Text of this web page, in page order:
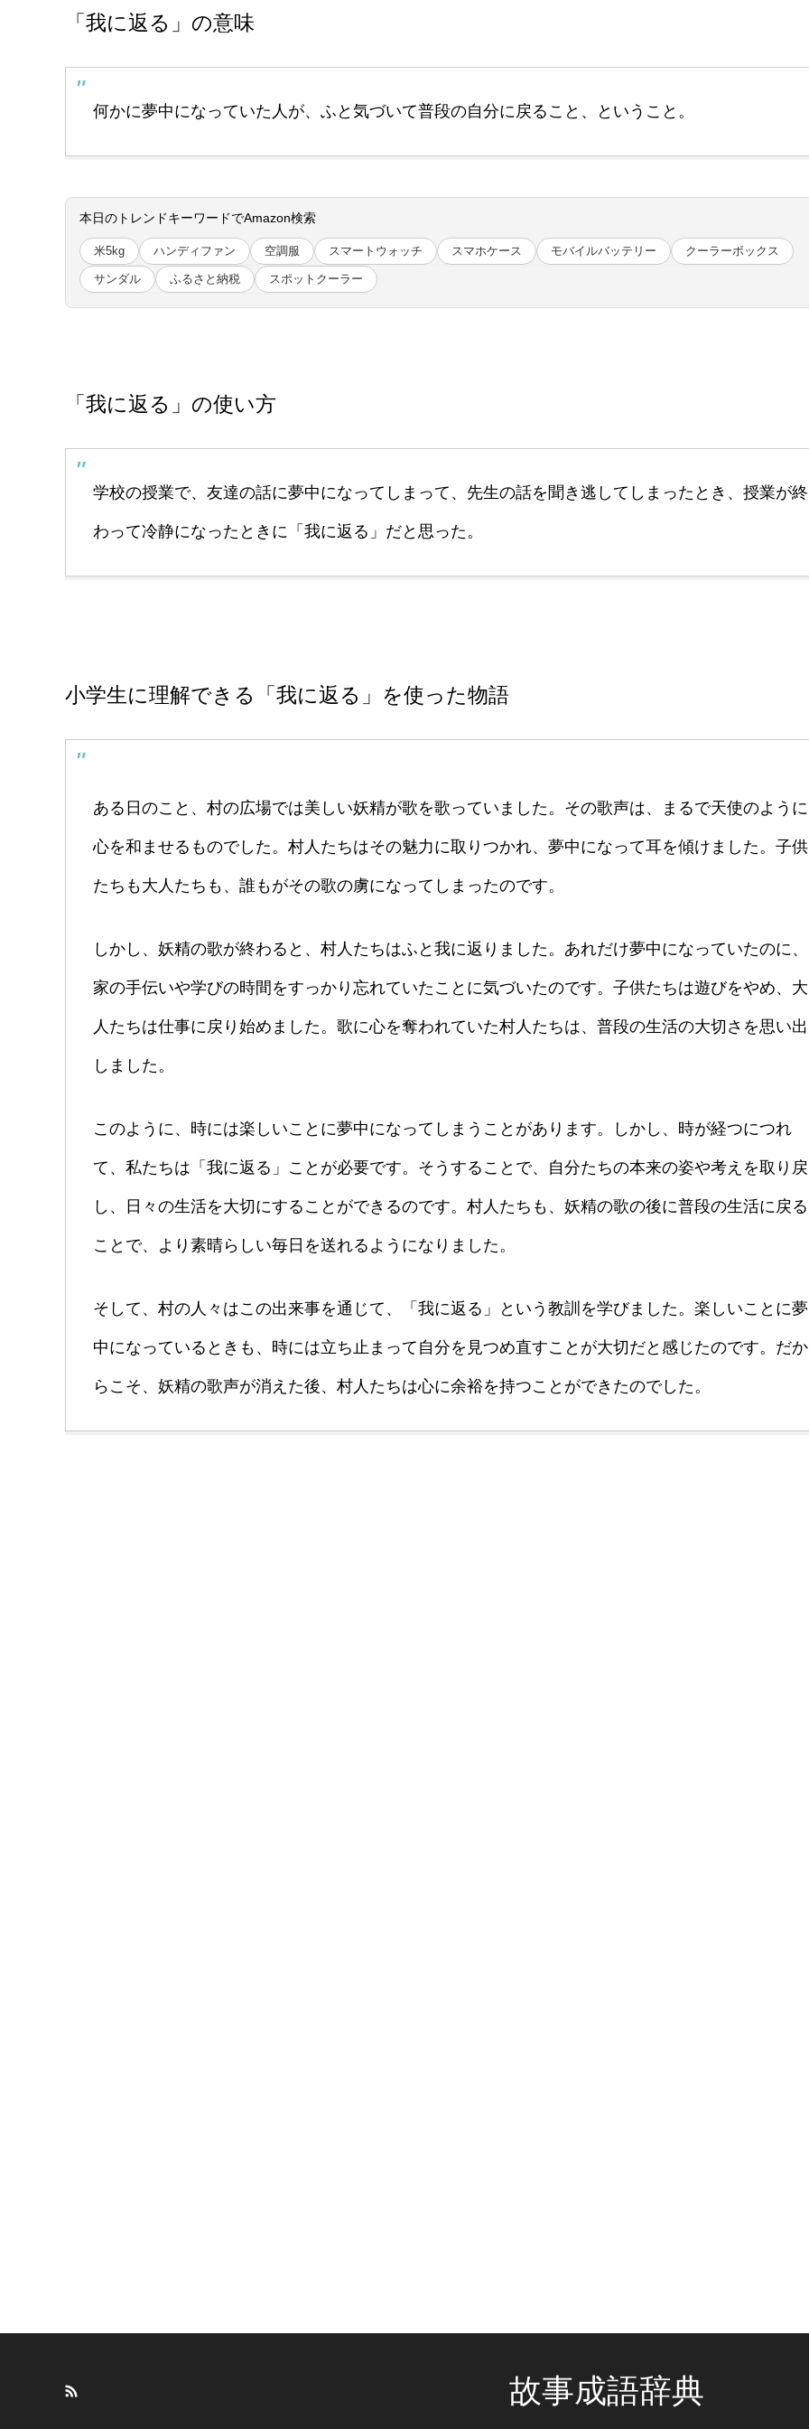
「我に返る」の意味
何かに夢中になっていた人が、ふと気づいて普段の自分に戻ること、ということ。
本日のトレンドキーワードでAmazon検索
米5kg ハンディファン 空調服 スマートウォッチ スマホケース モバイルバッテリー クーラーボックス
サンダル ふるさと納税 スポットクーラー
「我に返る」の使い方
学校の授業で、友達の話に夢中になってしまって、先生の話を聞き逃してしまったとき、授業が終
わって冷静になったときに「我に返る」だと思った。
小学生に理解できる「我に返る」を使った物語
ある日のこと、村の広場では美しい妖精が歌を歌っていました。その歌声は、まるで天使のように
心を和ませるものでした。村人たちはその魅力に取りつかれ、夢中になって耳を傾けました。子供
たちも大人たちも、誰もがその歌の虜になってしまったのです。
しかし、妖精の歌が終わると、村人たちはふと我に返りました。あれだけ夢中になっていたのに、
家の手伝いや学びの時間をすっかり忘れていたことに気づいたのです。子供たちは遊びをやめ、大
人たちは仕事に戻り始めました。歌に心を奪われていた村人たちは、普段の生活の大切さを思い出
しました。
このように、時には楽しいことに夢中になってしまうことがあります。しかし、時が経つにつれ
て、私たちは「我に返る」ことが必要です。そうすることで、自分たちの本来の姿や考えを取り戻
し、日々の生活を大切にすることができるのです。村人たちも、妖精の歌の後に普段の生活に戻る
ことで、より素晴らしい毎日を送れるようになりました。
そして、村の人々はこの出来事を通じて、「我に返る」という教訓を学びました。楽しいことに夢
中になっているときも、時には立ち止まって自分を見つめ直すことが大切だと感じたのです。だか
らこそ、妖精の歌声が消えた後、村人たちは心に余裕を持つことができたのでした。
故事成語辞典